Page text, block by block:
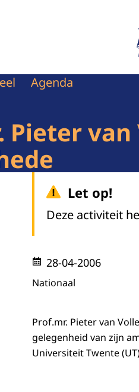
Agenda
Pieter
Let op!
Deze activiteit
28-04-2006
Nationaal
Prof.mr. Pieter van
gelegenheid van zijn
Universiteit Twente